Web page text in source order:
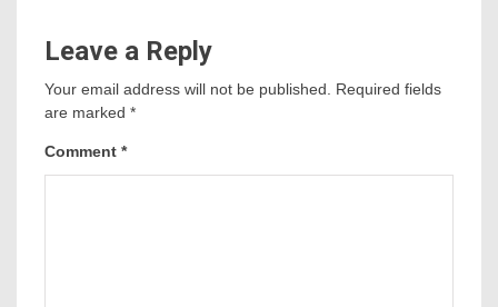
Leave a Reply
Your email address will not be published.
Required fields
are marked *
Comment *